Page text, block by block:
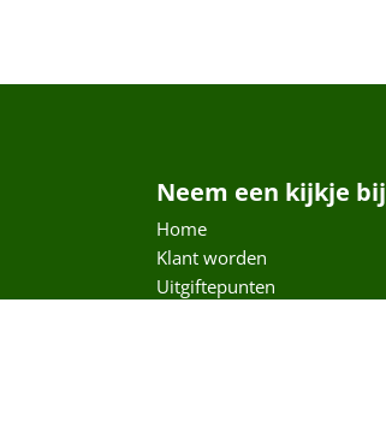
Neem een kijkje bij
Home
Klant worden
Uitgiftepunten